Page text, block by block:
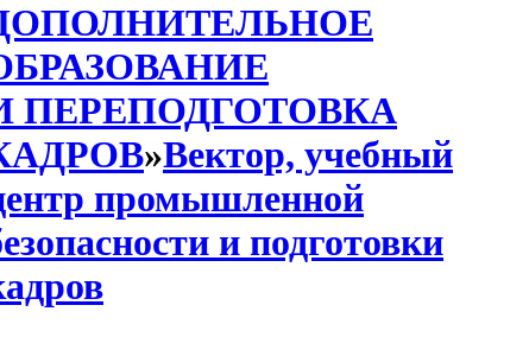
ПЕРЕПОДГОТОВКА
»Вектор, учебный
промышленной
и подготовки